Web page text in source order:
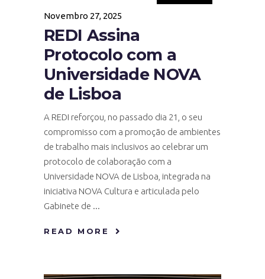
Novembro 27, 2025
REDI Assina
Protocolo com a
Universidade NOVA
de Lisboa
A REDI reforçou, no passado dia 21, o seu
compromisso com a promoção de ambientes
de trabalho mais inclusivos ao celebrar um
protocolo de colaboração com a
Universidade NOVA de Lisboa, integrada na
iniciativa NOVA Cultura e articulada pelo
Gabinete de
READ MORE